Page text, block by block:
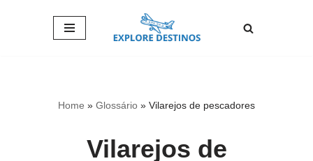
Home » Glossário » Vilarejos de pescadores
Vilarejos de